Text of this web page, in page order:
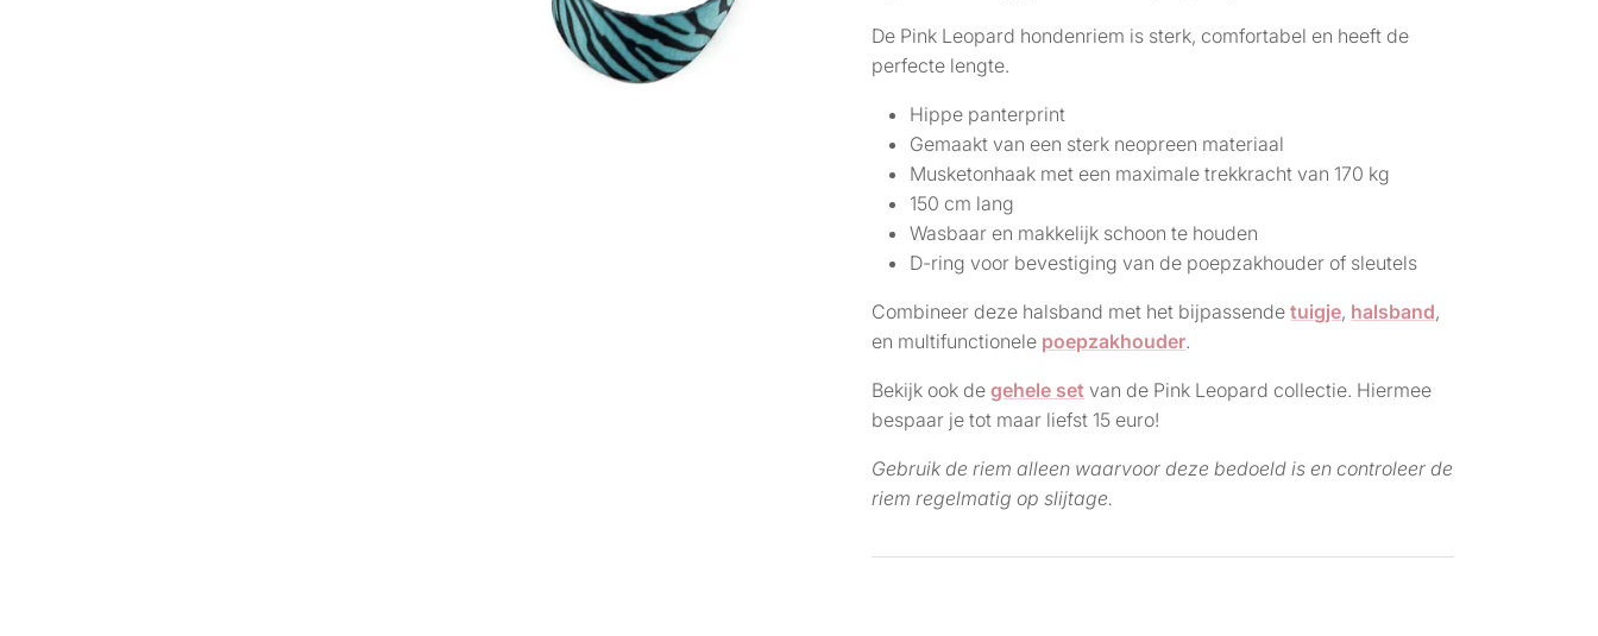
De Pink Leopard hondenriem is sterk, comfortabel en heeft de
perfecte lengte.
Hippe panterprint
Gemaakt van een sterk neopreen materiaal
Musketonhaak met een maximale trekkracht van 170 kg
150 cm lang
Wasbaar en makkelijk schoon te houden
D-ring voor bevestiging van de poepzakhouder of sleutels
Combineer deze halsband met het bijpassende tuigje, halsband,
en multifunctionele poepzakhouder.
Bekijk ook de gehele set van de Pink Leopard collectie. Hiermee
bespaar je tot maar liefst 15 euro!
Gebruik de riem alleen waarvoor deze bedoeld is en controleer de
riem regelmatig op slijtage.